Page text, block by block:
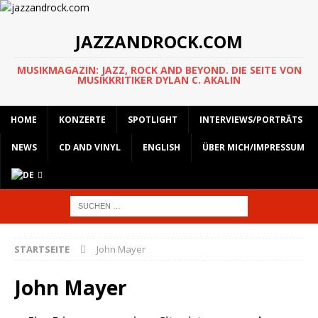
JAZZANDROCK.COM
MUSIKMAGAZIN: JAZZ, ROCK AND BEYOND. DIE SEITE VON
MUSIKKRITIKER DYLAN C. AKALIN
HOME KONZERTE SPOTLIGHT INTERVIEWS/PORTRÄTS
NEWS CD AND VINYL ENGLISH ÜBER MICH/IMPRESSUM
STARTSEITE John Mayer
John Mayer